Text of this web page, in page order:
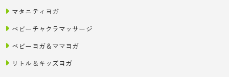
マタニティヨガ
ベビーチャクラマッサージ
ベビーヨガ＆ママヨガ
リトル＆キッズヨガ